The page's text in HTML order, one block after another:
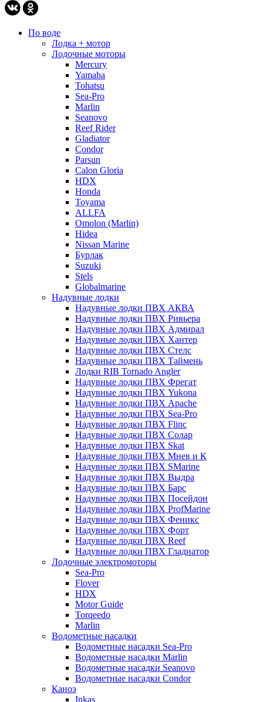
По воде
Лодка + мотор
Лодочные моторы
Mercury
Yamaha
Tohatsu
Sea-Pro
Marlin
Seanovo
Reef Rider
Gladiator
Condor
Parsun
Calon Gloria
HDX
Honda
Toyama
ALLFA
Omolon (Marlin)
Hidea
Nissan Marine
Бурлак
Suzuki
Stels
Globalmarine
Надувные лодки
Надувные лодки ПВХ АКВА
Надувные лодки ПВХ Ривьера
Надувные лодки ПВХ Адмирал
Надувные лодки ПВХ Хантер
Надувные лодки ПВХ Стелс
Надувные лодки ПВХ Таймень
Лодки RIB Tornado Angler
Надувные лодки ПВХ Фрегат
Надувные лодки ПВХ Yukona
Надувные лодки ПВХ Apache
Надувные лодки ПВХ Sea-Pro
Надувные лодки ПВХ Flinc
Надувные лодки ПВХ Солар
Надувные лодки ПВХ Skat
Надувные лодки ПВХ Мнев и К
Надувные лодки ПВХ SMarine
Надувные лодки ПВХ Выдра
Надувные лодки ПВХ Барс
Надувные лодки ПВХ Посейдон
Надувные лодки ПВХ ProfMarine
Надувные лодки ПВХ Феникс
Надувные лодки ПВХ Форт
Надувные лодки ПВХ Reef
Надувные лодки ПВХ Гладиатор
Лодочные электромоторы
Sea-Pro
Flover
HDX
Motor Guide
Torqeedo
Marlin
Водометные насадки
Водометные насадки Sea-Pro
Водометные насадки Marlin
Водометные насадки Seanovo
Водометные насадки Condor
Каноэ
Inkas